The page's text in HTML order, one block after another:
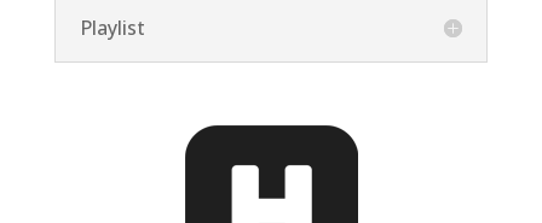
Playlist